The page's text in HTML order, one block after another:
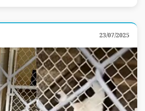
23/07/2025